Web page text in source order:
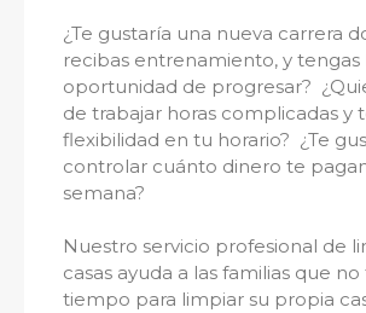
¿Te gustaría una nueva carrera
recibas entrenamiento, y tengas
oportunidad de progresar?
de trabajar horas complicadas y
flexibilidad en tu horario? ¿Te
controlar cuánto dinero te
semana?
Nuestro servicio profesional de
casas ayuda a las familias que
tiempo para limpiar su propia